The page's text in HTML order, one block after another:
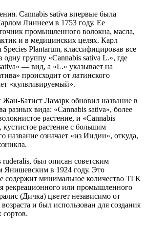
Cannabis sativa впервые была
Линнеем в 1753 году. Ее
промышленного волокна, масла,
и в медицинских целях. Карл
Plantarum, классифицировав все
одну группу «Cannabis sativa L.», где
— вид, а «L.» указывает на
происходит от латинского
«культивируемый».
Батист Ламарк обновил название в
разных вида: «Cannabis sativa», более
растение, и «Cannabis
кустистое растение с большим
название означает «из Индии», откуда,
ruderalis, был описан советским
Янишевским в 1924 году. Это
содержит минимальное количество ТГК
рекреационного или промышленного
(Дичка) цветет независимо от
и был использован для создания